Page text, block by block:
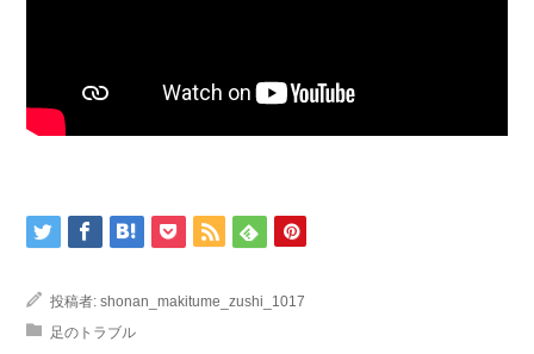
投稿者: shonan_makitume_zushi_1017
足のトラブル